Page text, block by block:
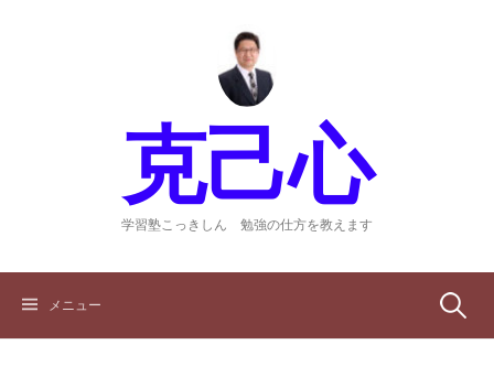
克己心
学習塾こっきしん 勉強の仕方を教えます
メニュー 検